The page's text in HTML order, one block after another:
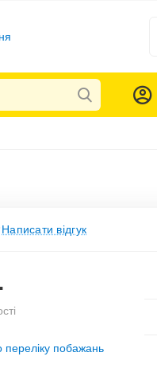
Написати відгук
переліку побажань